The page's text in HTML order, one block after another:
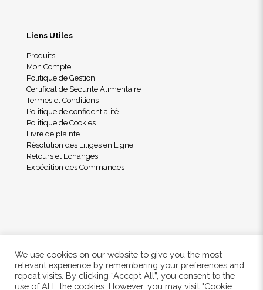
Liens Utiles
Produits
Mon Compte
Politique de Gestion
Certificat de Sécurité Alimentaire
Termes et Conditions
Politique de confidentialité
Politique de Cookies
Livre de plainte
Résolution des Litiges en Ligne
Retours et Echanges
Expédition des Commandes
We use cookies on our website to give you the most
relevant experience by remembering your preferences and
repeat visits. By clicking “Accept All”, you consent to the
use of ALL the cookies. However, you may visit "Cookie